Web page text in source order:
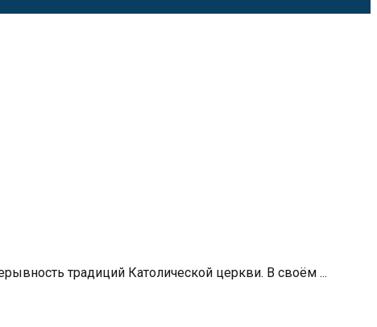
традиций Католической церкви. В своём ...